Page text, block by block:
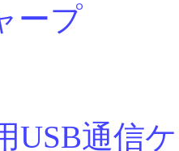
ープ
USB通信